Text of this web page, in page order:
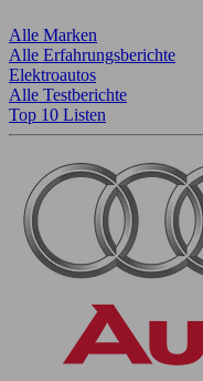
Alle Marken
Alle Erfahrungsberichte
Elektroautos
Alle Testberichte
Top 10 Listen